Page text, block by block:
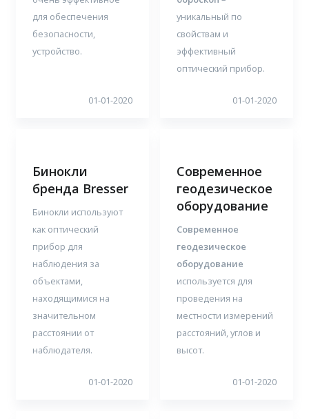
для обеспечения
безопасности,
устройство.
01-01-2020
уникальный по
свойствам и
эффективный
оптический прибор.
01-01-2020
Бинокли
бренда Bresser
Бинокли используют
как оптический
прибор для
наблюдения за
объектами,
находящимися на
значительном
расстоянии от
наблюдателя.
01-01-2020
Современное
геодезическое
оборудование
Современное
геодезическое
оборудование
используется для
проведения на
местности измерений
расстояний, углов и
высот.
01-01-2020